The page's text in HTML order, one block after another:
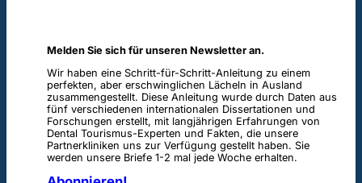
Melden Sie sich für unseren Newsletter an.
Wir haben eine Schritt-für-Schritt-Anleitung zu einem
perfekten, aber erschwinglichen Lächeln in Ausland
zusammengestellt. Diese Anleitung wurde durch Daten aus
fünf verschiedenen internationalen Dissertationen und
Forschungen erstellt, mit langjährigen Erfahrungen von
Dental Tourismus-Experten und Fakten, die unsere
Partnerkliniken uns zur Verfügung gestellt haben. Sie
werden unsere Briefe 1-2 mal jede Woche erhalten.